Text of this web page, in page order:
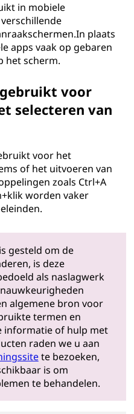
in mobiele
plaats
apps vaak op gebaren
het scherm.
voor
selecteren van
voor het
of het uitvoeren van
zoals Ctrl+A
worden vaker
gesteld om de
is deze
als naslagwerk
algemene bron voor
termen en
informatie of hulp met
raden we u aan
te bezoeken,
is om
te behandelen.